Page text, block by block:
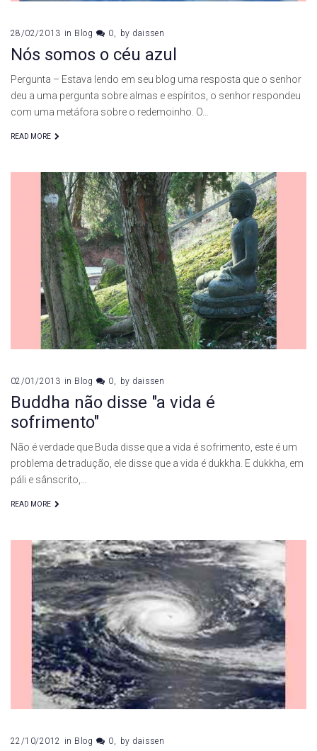
28/02/2013 in Blog 0 by daissen
Nós somos o céu azul
Pergunta – Estava lendo em seu blog uma resposta que o senhor
deu a uma pergunta sobre almas e espíritos, o senhor respondeu
com uma metáfora sobre o redemoinho. O…
READ MORE
02/01/2013 in Blog 0 by daissen
Buddha não disse "a vida é
sofrimento"
Não é verdade que Buda disse que a vida é sofrimento, este é um
problema de tradução, ele disse que a vida é dukkha. E dukkha, em
páli e sânscrito,…
READ MORE
22/10/2012 in Blog 0 by daissen